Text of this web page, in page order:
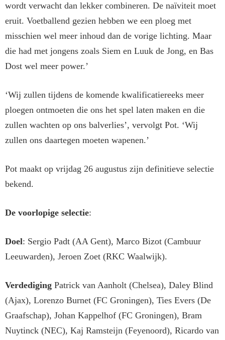
wordt verwacht dan lekker combineren. De naïviteit moet
eruit. Voetballend gezien hebben we een ploeg met
misschien wel meer inhoud dan de vorige lichting. Maar
die had met jongens zoals Siem en Luuk de Jong, en Bas
Dost wel meer power.’
‘Wij zullen tijdens de komende kwalificatiereeks meer
ploegen ontmoeten die ons het spel laten maken en die
zullen wachten op ons balverlies’, vervolgt Pot. ‘Wij
zullen ons daartegen moeten wapenen.’
Pot maakt op vrijdag 26 augustus zijn definitieve selectie
bekend.
De voorlopige selectie:
Doel: Sergio Padt (AA Gent), Marco Bizot (Cambuur
Leeuwarden), Jeroen Zoet (RKC Waalwijk).
Verdediging Patrick van Aanholt (Chelsea), Daley Blind
(Ajax), Lorenzo Burnet (FC Groningen), Ties Evers (De
Graafschap), Johan Kappelhof (FC Groningen), Bram
Nuytinck (NEC), Kaj Ramsteijn (Feyenoord), Ricardo van